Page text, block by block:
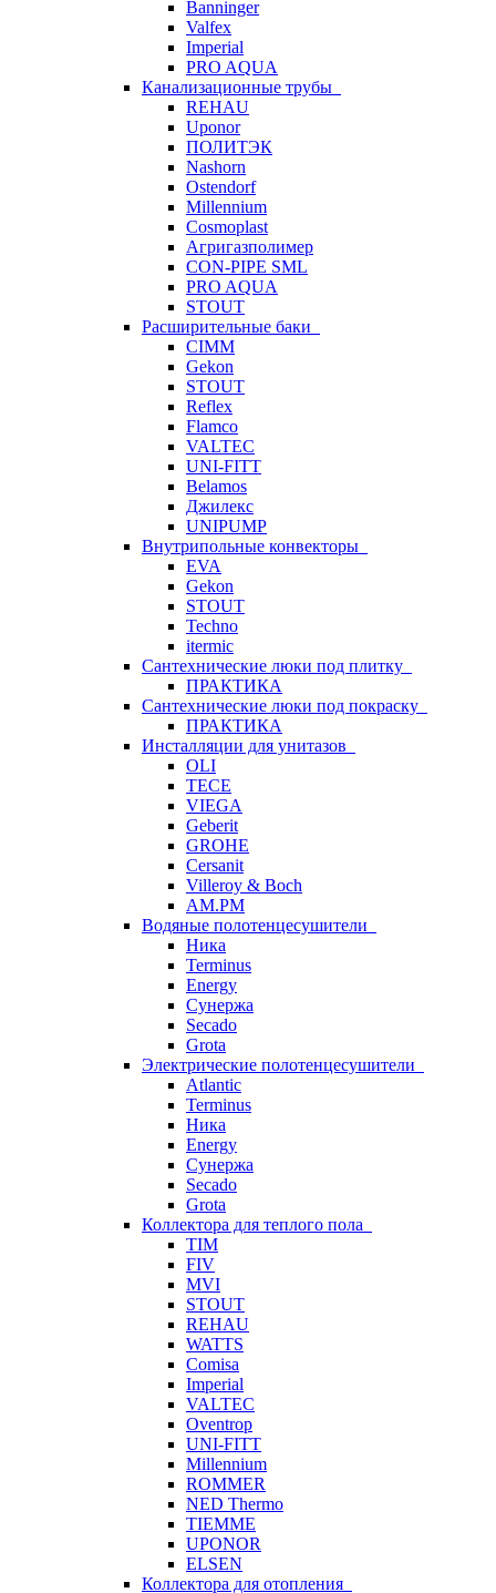
Banninger
Valfex
Imperial
PRO AQUA
Канализационные трубы
REHAU
Uponor
ПОЛИТЭК
Nashorn
Ostendorf
Millennium
Cosmoplast
Агригазполимер
CON-PIPE SML
PRO AQUA
STOUT
Расширительные баки
CIMM
Gekon
STOUT
Reflex
Flamco
VALTEC
UNI-FITT
Belamos
Джилекс
UNIPUMP
Внутрипольные конвекторы
EVA
Gekon
STOUT
Techno
itermic
Сантехнические люки под плитку
ПРАКТИКА
Сантехнические люки под покраску
ПРАКТИКА
Инсталляции для унитазов
OLI
TECE
VIEGA
Geberit
GROHE
Cersanit
Villeroy & Boch
AM.PM
Водяные полотенцесушители
Ника
Terminus
Energy
Сунержа
Secado
Grota
Электрические полотенцесушители
Atlantic
Terminus
Ника
Energy
Сунержа
Secado
Grota
Коллектора для теплого пола
TIM
FIV
MVI
STOUT
REHAU
WATTS
Comisa
Imperial
VALTEC
Oventrop
UNI-FITT
Millennium
ROMMER
NED Thermo
TIEMME
UPONOR
ELSEN
Коллектора для отопления